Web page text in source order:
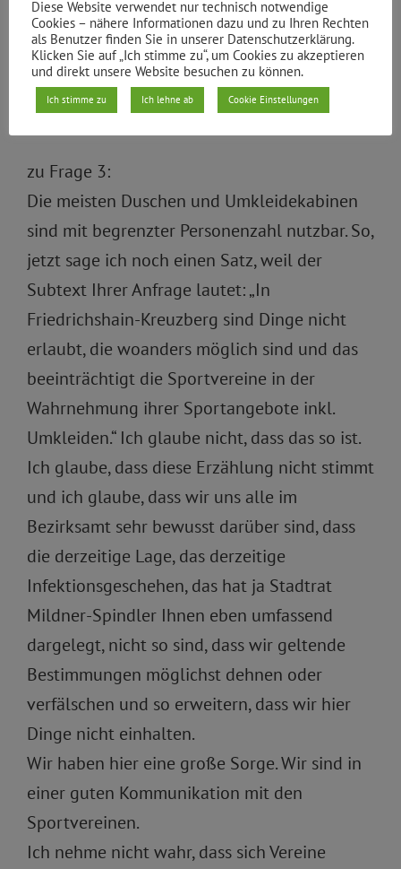
Duschräume dürfen nur unter Wahrung des
Mindestabstandes von 1,5 m genutzt werden.
Gegebenenfalls müssen Duschen und
Waschräume zur Wahrung des Abstandes
zu Frage 3:
Die meisten Duschen und Umkleidekabinen
sind mit begrenzter Personenzahl nutzbar. So,
jetzt sage ich noch einen Satz, weil der
Subtext Ihrer Anfrage lautet: „In
Friedrichshain-Kreuzberg sind Dinge nicht
erlaubt, die woanders möglich sind und das
beeinträchtigt die Sportvereine in der
Wahrnehmung ihrer Sportangebote inkl.
Umkleiden.“ Ich glaube nicht, dass das so ist.
Ich glaube, dass diese Erzählung nicht stimmt
und ich glaube, dass wir uns alle im
Bezirksamt sehr bewusst darüber sind, dass
die derzeitige Lage, das derzeitige
Infektionsgeschehen, das hat ja Stadtrat
Mildner-Spindler Ihnen eben umfassend
dargelegt, nicht so sind, dass wir geltende
Bestimmungen möglichst dehnen oder
verfälschen und so erweitern, dass wir hier
Dinge nicht einhalten.
Wir haben hier eine große Sorge. Wir sind in
einer guten Kommunikation mit den
Sportvereinen.
Ich nehme nicht wahr, dass sich Vereine
Diese Website verwendet nur technisch notwendige
Cookies – nähere Informationen dazu und zu Ihren Rechten
als Benutzer finden Sie in unserer Datenschutzerklärung.
Klicken Sie auf „Ich stimme zu“, um Cookies zu akzeptieren
und direkt unsere Website besuchen zu können.
Ich stimme zu Ich lehne ab Cookie Einstellungen